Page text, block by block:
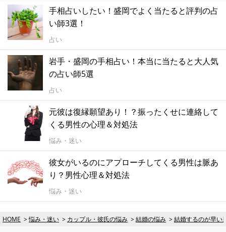
手相占いしたい！盛岡でよく当たると評判の占
い師3選！
占い
岩手・盛岡の手相占い！本当に当たると大人気
の占い師5選
占い
元彼は復縁願望あり！？振ったくせに連絡して
くる男性の心理＆対処法
悩み・迷い
彼女がいるのにアプローチしてくる男性は脈あ
り？男性心理＆対処法
悩み・迷い
HOME 悩み・迷い カップル・彼氏の悩み 結婚の悩み 結婚するのが早い